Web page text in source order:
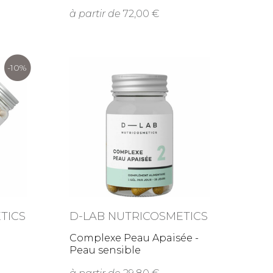
à partir de 72,00
-10%
D-LAB NUTRICOSMETICS
Complexe Peau Apaisée -
Peau sensible